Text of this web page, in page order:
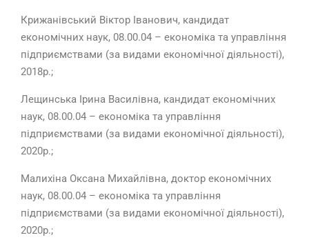
Крижанівський Віктор Іванович, кандидат
економічних наук, 08.00.04 – економіка та управління
підприємствами (за видами економічної діяльності),
2018р.;
Лещинська Ірина Василівна, кандидат економічних
наук, 08.00.04 – економіка та управління
підприємствами (за видами економічної діяльності),
2020р.;
Малихіна Оксана Михайлівна, доктор економічних
наук, 08.00.04 – економіка та управління
підприємствами (за видами економічної діяльності),
2020р.;